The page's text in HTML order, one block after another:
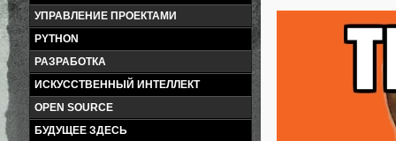
УПРАВЛЕНИЕ ПРОЕКТАМИ
PYTHON
РАЗРАБОТКА
ИСКУССТВЕННЫЙ ИНТЕЛЛЕКТ
OPEN SOURCE
БУДУЩЕЕ ЗДЕСЬ